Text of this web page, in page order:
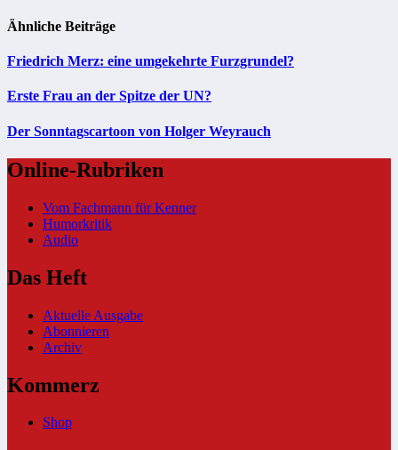
Ähnliche Beiträge
Friedrich Merz: eine umgekehrte Furzgrundel?
Erste Frau an der Spitze der UN?
Der Sonntagscartoon von Holger Weyrauch
Online-Rubriken
Vom Fachmann für Kenner
Humorkritik
Audio
Das Heft
Aktuelle Ausgabe
Abonnieren
Archiv
Kommerz
Shop